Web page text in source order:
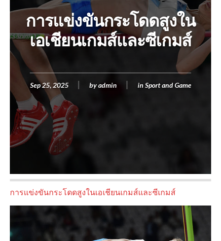
การแข่งขันกระโดดสูงใน
เอเชียนเกมส์และซีเกมส์
Sep 25, 2025 by admin in Sport and Game
การแข่งขันกระโดดสูงในเอเชียนเกมส์และซีเกมส์